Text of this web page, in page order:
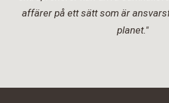
affärer på ett sätt som är
planet."